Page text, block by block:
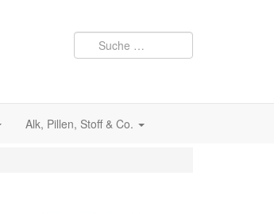
Alk, Pillen, Stoff & Co.